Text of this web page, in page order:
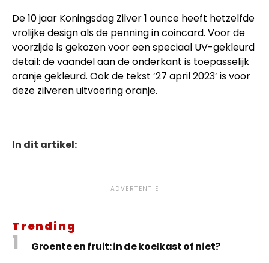
De 10 jaar Koningsdag Zilver 1 ounce heeft hetzelfde
vrolijke design als de penning in coincard. Voor de
voorzijde is gekozen voor een speciaal UV-gekleurd
detail: de vaandel aan de onderkant is toepasselijk
oranje gekleurd. Ook de tekst ’27 april 2023’ is voor
deze zilveren uitvoering oranje.
In dit artikel:
ADVERTENTIE
Trending
Groente en fruit: in de koelkast of niet?